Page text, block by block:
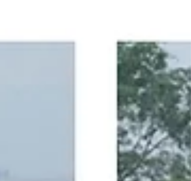
す。 ウォーミングアップから心をひとつに。 【
学男子4×100mリレーに3チームエントリーしま
た】 2年目でまさかの！ 3チーム編成ができると
は！ 大会出場に前向きになれて、出場選手全員
経験することができました。 【3•4年生がんばっ
います！】 積極性のあるお子さんが揃った学年
す！ コミュニケーションを取りつつ、助け合っ
いる様子が微笑ましいですね😆 よき仲間、よき
イバルで高めあいましょう！ 最後に全員で📸
BASISの『B』ポーズも誕生🐣 やりきった顔して
すね！ おつかれさまでした！